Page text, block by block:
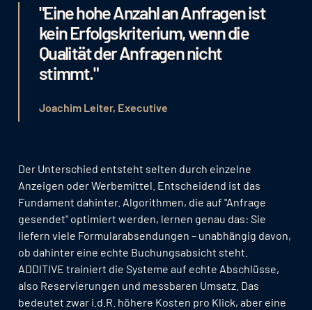
"Eine hohe Anzahl an Anfragen ist
kein Erfolgskriterium, wenn die
Qualität der Anfragen nicht
stimmt."
Joachim Leiter, Executive
Der Unterschied entsteht selten durch einzelne
Anzeigen oder Werbemittel. Entscheidend ist das
Fundament dahinter. Algorithmen, die auf "Anfrage
gesendet" optimiert werden, lernen genau das: Sie
liefern viele Formularabsendungen – unabhängig davon,
ob dahinter eine echte Buchungsabsicht steht.
ADDITIVE trainiert die Systeme auf echte Abschlüsse,
also Reservierungen und messbaren Umsatz. Das
bedeutet zwar i.d.R. höhere Kosten pro Klick, aber eine